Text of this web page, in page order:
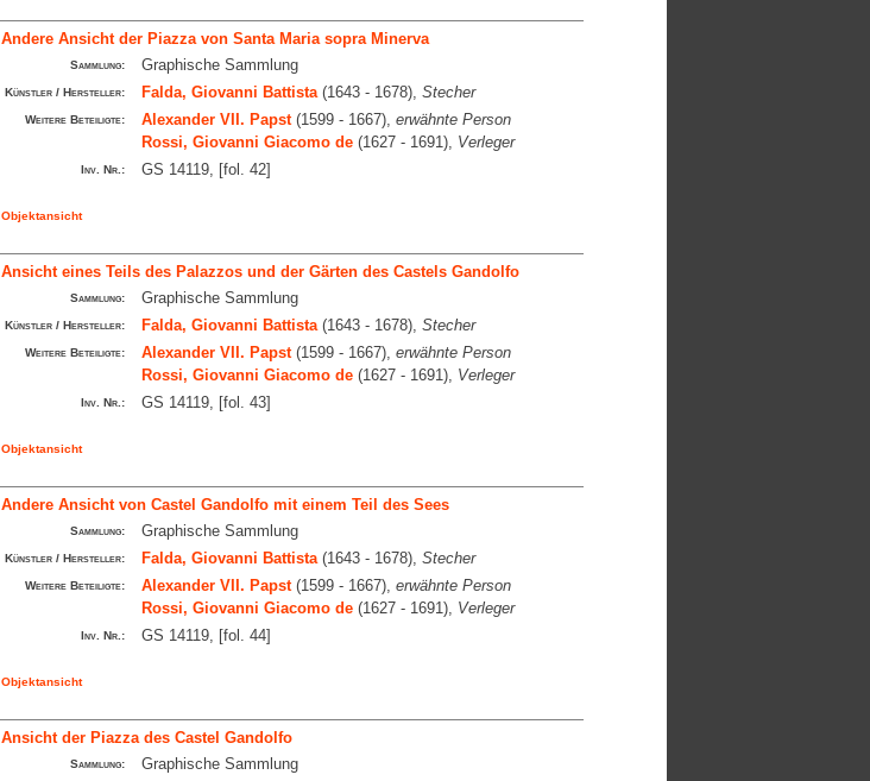
Andere Ansicht der Piazza von Santa Maria sopra Minerva
Sammlung: Graphische Sammlung
Künstler / Hersteller: Falda, Giovanni Battista(1643 - 1678), Stecher
Weitere Beteiligte: Alexander VII. Papst(1599 - 1667), erwähnte Person
Rossi, Giovanni Giacomo de(1627 - 1691), Verleger
Inv. Nr.: GS 14119, [fol. 42]
Objektansicht
Ansicht eines Teils des Palazzos und der Gärten des Castels Gandolfo
Sammlung: Graphische Sammlung
Künstler / Hersteller: Falda, Giovanni Battista(1643 - 1678), Stecher
Weitere Beteiligte: Alexander VII. Papst(1599 - 1667), erwähnte Person
Rossi, Giovanni Giacomo de(1627 - 1691), Verleger
Inv. Nr.: GS 14119, [fol. 43]
Objektansicht
Andere Ansicht von Castel Gandolfo mit einem Teil des Sees
Sammlung: Graphische Sammlung
Künstler / Hersteller: Falda, Giovanni Battista(1643 - 1678), Stecher
Weitere Beteiligte: Alexander VII. Papst(1599 - 1667), erwähnte Person
Rossi, Giovanni Giacomo de(1627 - 1691), Verleger
Inv. Nr.: GS 14119, [fol. 44]
Objektansicht
Ansicht der Piazza des Castel Gandolfo
Sammlung: Graphische Sammlung